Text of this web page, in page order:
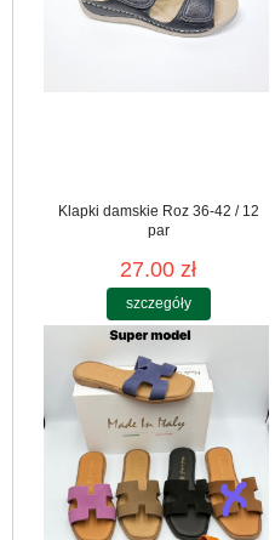
Klapki damskie Roz 36-42 / 12
par
27.00 zł
szczegóły